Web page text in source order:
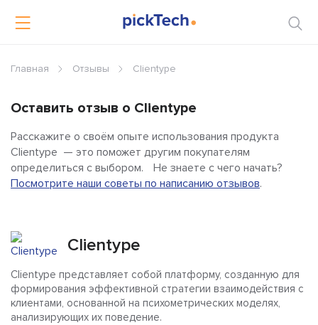
Главная Отзывы Clientype
Оставить отзыв о Clientype
Расскажите о своём опыте использования продукта
Clientype — это поможет другим покупателям
определиться с выбором. Не знаете с чего начать?
Посмотрите наши советы по написанию отзывов.
Clientype
Clientype представляет собой платформу, созданную для
формирования эффективной стратегии взаимодействия с
клиентами, основанной на психометрических моделях,
анализирующих их поведение.